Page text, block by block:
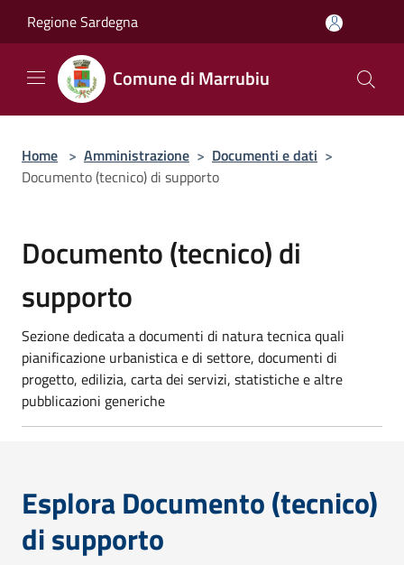
Regione Sardegna
Comune di Marrubiu
Home > Amministrazione > Documenti e dati >
Documento (tecnico) di supporto
Documento (tecnico) di
supporto
Sezione dedicata a documenti di natura tecnica quali
pianificazione urbanistica e di settore, documenti di
progetto, edilizia, carta dei servizi, statistiche e altre
pubblicazioni generiche
Esplora Documento (tecnico)
di supporto